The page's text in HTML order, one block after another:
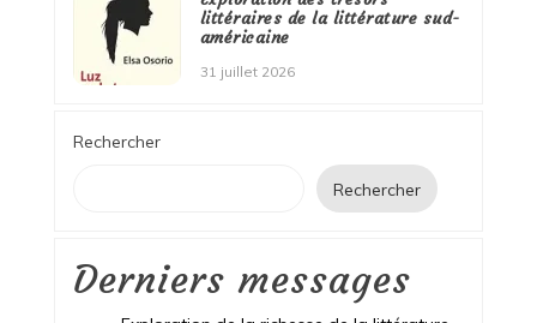
littéraires de la littérature sud-
américaine
31 juillet 2026
Rechercher
Rechercher
Derniers messages